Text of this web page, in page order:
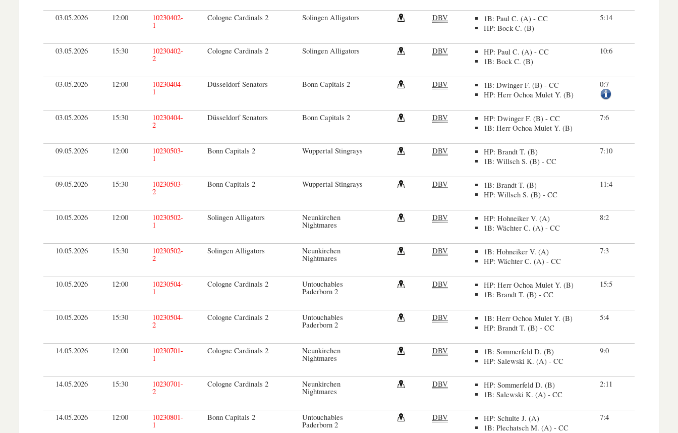
03.05.2026 12:00 10230402-
1
Cologne Cardinals 2 Solingen Alligators DBV
1B: Paul C. (A) - CC
HP: Bock C. (B)
5:14
03.05.2026 15:30 10230402-
2
Cologne Cardinals 2 Solingen Alligators DBV
HP: Paul C. (A) - CC
1B: Bock C. (B)
10:6
03.05.2026 12:00 10230404-
1
Düsseldorf Senators Bonn Capitals 2 DBV
1B: Dwinger F. (B) - CC
HP: Herr Ochoa Mulet Y. (B)
0:7
03.05.2026 15:30 10230404-
2
Düsseldorf Senators Bonn Capitals 2 DBV
HP: Dwinger F. (B) - CC
1B: Herr Ochoa Mulet Y. (B)
7:6
09.05.2026 12:00 10230503-
1
Bonn Capitals 2 Wuppertal Stingrays DBV
HP: Brandt T. (B)
1B: Willsch S. (B) - CC
7:10
09.05.2026 15:30 10230503-
2
Bonn Capitals 2 Wuppertal Stingrays DBV
1B: Brandt T. (B)
HP: Willsch S. (B) - CC
11:4
10.05.2026 12:00 10230502-
1
Solingen Alligators Neunkirchen
Nightmares
DBV
HP: Hohneiker V. (A)
1B: Wächter C. (A) - CC
8:2
10.05.2026 15:30 10230502-
2
Solingen Alligators Neunkirchen
Nightmares
DBV
1B: Hohneiker V. (A)
HP: Wächter C. (A) - CC
7:3
10.05.2026 12:00 10230504-
1
Cologne Cardinals 2 Untouchables
Paderborn 2
DBV
HP: Herr Ochoa Mulet Y. (B)
1B: Brandt T. (B) - CC
15:5
10.05.2026 15:30 10230504-
2
Cologne Cardinals 2 Untouchables
Paderborn 2
DBV
1B: Herr Ochoa Mulet Y. (B)
HP: Brandt T. (B) - CC
5:4
14.05.2026 12:00 10230701-
1
Cologne Cardinals 2 Neunkirchen
Nightmares
DBV
1B: Sommerfeld D. (B)
HP: Salewski K. (A) - CC
9:0
14.05.2026 15:30 10230701-
2
Cologne Cardinals 2 Neunkirchen
Nightmares
DBV
HP: Sommerfeld D. (B)
1B: Salewski K. (A) - CC
2:11
14.05.2026 12:00 10230801-
1
Bonn Capitals 2 Untouchables
Paderborn 2
DBV
HP: Schulte J. (A)
1B: Plechatsch M. (A) - CC
7:4